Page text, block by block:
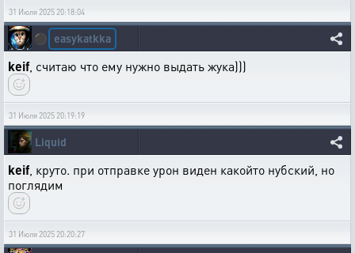
31 Июля 2025 20:18:04
⚫ easykatkka
keif , считаю что ему нужно выдать жука)))
31 Июля 2025 20:19:19
Liquid
keif , круто. при отправке урон виден какойто нубский, но
поглядим
31 Июля 2025 20:20:27